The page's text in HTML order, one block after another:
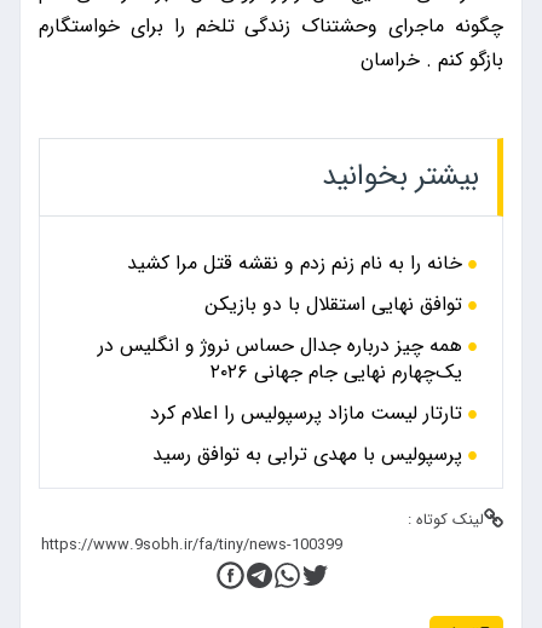
چگونه ماجرای وحشتناک زندگی تلخم را برای خواستگارم
بازگو کنم . خراسان
بیشتر بخوانید
خانه را به نام زنم زدم و نقشه قتل مرا کشید
توافق نهایی استقلال با دو بازیکن
همه چیز درباره جدال حساس نروژ و انگلیس در
یک‌چهارم نهایی جام جهانی ۲۰۲۶
تارتار لیست مازاد پرسپولیس را اعلام کرد
پرسپولیس با مهدی ترابی به توافق رسید
لینک کوتاه :